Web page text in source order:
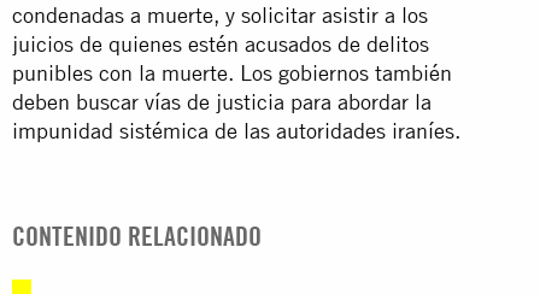
condenadas a muerte, y solicitar asistir a los
juicios de quienes estén acusados de delitos
punibles con la muerte. Los gobiernos también
deben buscar vías de justicia para abordar la
impunidad sistémica de las autoridades iraníes.
CONTENIDO RELACIONADO